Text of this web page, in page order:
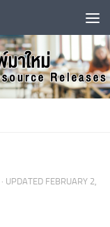
· UPDATED FEBRUARY 2,